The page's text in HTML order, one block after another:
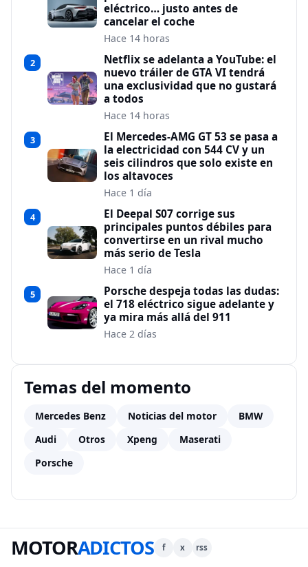
eléctrico… justo antes de
cancelar el coche
Hace 14 horas
2
Netflix se adelanta a YouTube: el
nuevo tráiler de GTA VI tendrá
una exclusividad que no gustará
a todos
Hace 14 horas
3
El Mercedes-AMG GT 53 se pasa a
la electricidad con 544 CV y un
seis cilindros que solo existe en
los altavoces
Hace 1 día
4
El Deepal S07 corrige sus
principales puntos débiles para
convertirse en un rival mucho
más serio de Tesla
Hace 1 día
5
Porsche despeja todas las dudas:
el 718 eléctrico sigue adelante y
ya mira más allá del 911
Hace 2 días
Temas del momento
Mercedes Benz Noticias del motor
BMW
Audi
Otros Xpeng
Maserati
Porsche
MOTORADICTOS f x rss